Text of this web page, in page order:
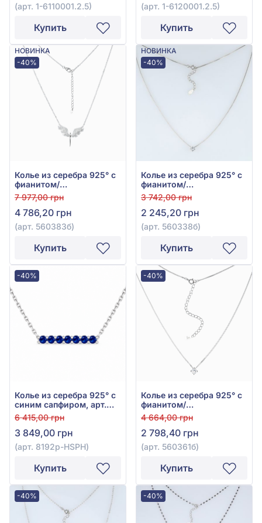
(арт. 1-6110001.2.5)
Купить
(арт. 1-6120001.2.5)
Купить
НОВИНКА
-40%
Колье из серебра 925° с
фианитом/
куб.цирконием, арт.
560383б
7 977,00 грн
4 786,20 грн
(арт. 560383б)
Купить
НОВИНКА
-40%
Колье из серебра 925° с
фианитом/
куб.цирконием, арт.
560338б
3 742,00 грн
2 245,20 грн
(арт. 560338б)
Купить
-40%
Колье из серебра 925° с
синим сапфиром, арт.
8192р-HSPH
6 415,00 грн
3 849,00 грн
(арт. 8192р-HSPH)
Купить
-40%
Колье из серебра 925° с
фианитом/
куб.цирконием, арт.
560361б
4 664,00 грн
2 798,40 грн
(арт. 560361б)
Купить
-40% -40%